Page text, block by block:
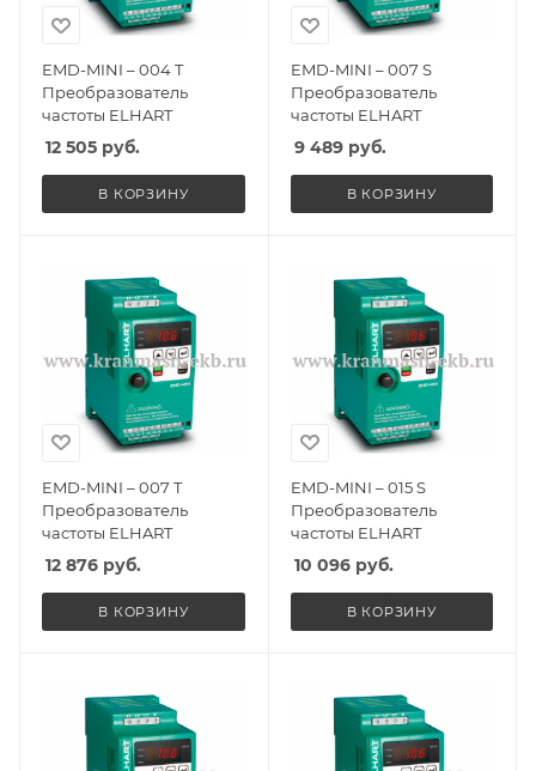
EMD-MINI – 004 T
Преобразователь
частоты ELHART
12 505 руб.
В КОРЗИНУ
EMD-MINI – 007 S
Преобразователь
частоты ELHART
9 489руб.
В КОРЗИНУ
EMD-MINI – 007 T
Преобразователь
частоты ELHART
12 876 руб.
В КОРЗИНУ
EMD-MINI – 015 S
Преобразователь
частоты ELHART
10 096руб.
В КОРЗИНУ